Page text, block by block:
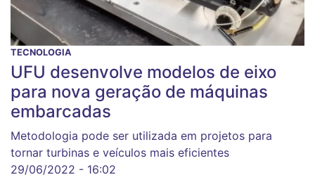
TECNOLOGIA
UFU desenvolve modelos de eixo
para nova geração de máquinas
embarcadas
Metodologia pode ser utilizada em projetos para
tornar turbinas e veículos mais eficientes
29/06/2022 - 16:02